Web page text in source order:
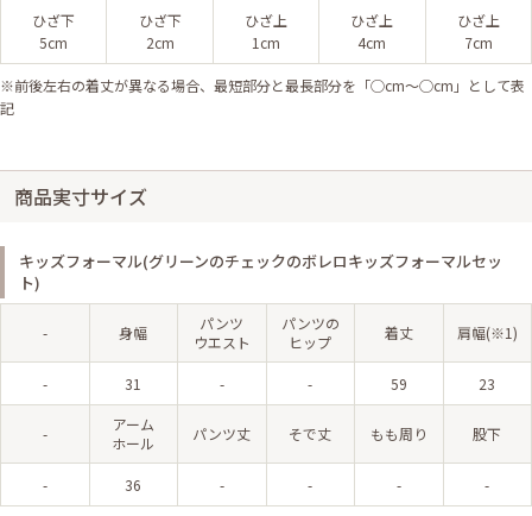
ひざ下
5cm
ひざ下
2cm
ひざ上
1cm
ひざ上
4cm
ひざ上
7cm
※前後左右の着丈が異なる場合、最短部分と最長部分を「◯cm〜◯cm」として表
記
商品実寸サイズ
キッズフォーマル(グリーンのチェックのボレロキッズフォーマルセッ
ト)
- 身幅
パンツ
ウエスト
パンツの
ヒップ
着丈 肩幅(※1)
- 31 - - 59 23
-
アーム
ホール
パンツ丈 そで丈 もも周り 股下
- 36 - - - -